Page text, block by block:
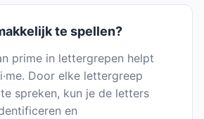
te spellen?
prime in lettergrepen helpt
Door elke lettergreep
spreken, kun je de letters
en